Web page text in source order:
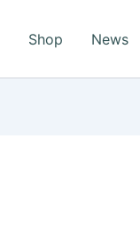
Shop News